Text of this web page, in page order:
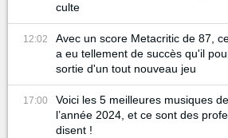
culte
12:02
Avec un score Metacritic de 87,
a eu tellement de succès qu'il
sortie d'un tout nouveau jeu
17:00
Voici les 5 meilleures musiques
l’année 2024, et ce sont des
disent !